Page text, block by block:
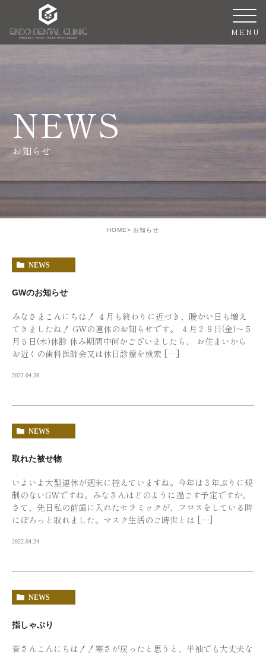
NEWS
お知らせ
HOME お知らせ
NEWS
GWのお知らせ
みなさまこんにちは！ ４月も終わりに近づき、暖かい日も増え
てきましたね！ GWの連休のお知らせです。 ４月２９日(金)〜５
月５日(木)休診 休み期間中何かございましたら、 お住まいから
お近くの歯科医師会又は休日診療を検索 […]
2022.04.28
NEWS
取れた被せ物
いよいよ大型連休が週末に控えていますね。今年は３年ぶりに規
制のないGWですね。みなさんはどのように過ごす予定ですか。
さて、先日私の前歯に入れたセラミックが、フロスをしている時
にぽろっと取れました。マスク生活のご時世とは […]
2022.04.24
NEWS
指しゃぶり
皆さんこんにちは！！寒さが戻ったと思うと、半袖でも大丈夫な